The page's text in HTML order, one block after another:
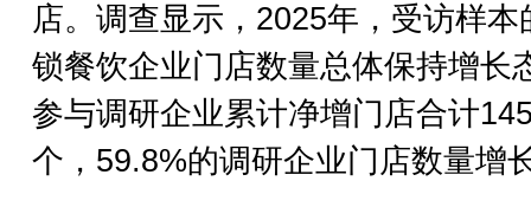
店。调查显示，2025年，受访样本
锁餐饮企业门店数量总体保持增长
参与调研企业累计净增门店合计
个，59.8%的调研企业门店数量增